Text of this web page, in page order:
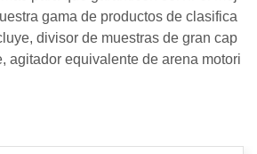
gama de productos de clasifica
divisor de muestras de gran cap
agitador equivalente de arena motori